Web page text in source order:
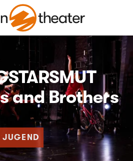
and Brothers
JUGEND